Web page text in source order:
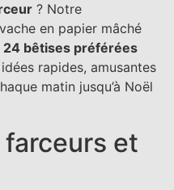
? Notre
en papier mâché
24 bêtises préférées
rapides, amusantes
matin jusqu’à Noël
et